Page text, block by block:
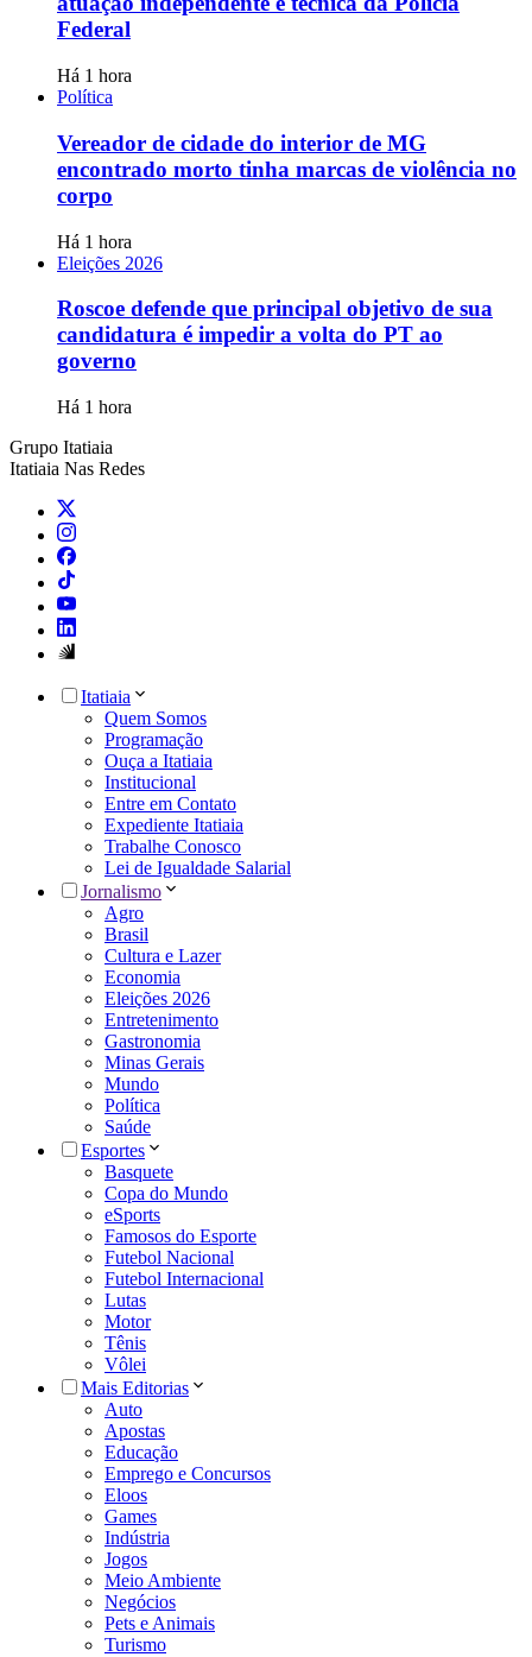
Federal
Há 1 hora
Política
Vereador de cidade do interior de MG
encontrado morto tinha marcas de violência no
corpo
Há 1 hora
Eleições 2026
Roscoe defende que principal objetivo de sua
candidatura é impedir a volta do PT ao
governo
Há 1 hora
Grupo Itatiaia
Itatiaia Nas Redes
Itatiaia
Quem Somos
Programação
Ouça a Itatiaia
Institucional
Entre em Contato
Expediente Itatiaia
Trabalhe Conosco
Lei de Igualdade Salarial
Jornalismo
Agro
Brasil
Cultura e Lazer
Economia
Eleições 2026
Entretenimento
Gastronomia
Minas Gerais
Mundo
Política
Saúde
Esportes
Basquete
Copa do Mundo
eSports
Famosos do Esporte
Futebol Nacional
Futebol Internacional
Lutas
Motor
Tênis
Vôlei
Mais Editorias
Auto
Apostas
Educação
Emprego e Concursos
Eloos
Games
Indústria
Jogos
Meio Ambiente
Negócios
Pets e Animais
Turismo